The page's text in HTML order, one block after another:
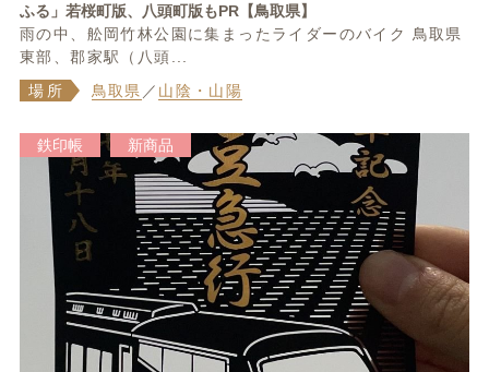
ふる」若桜町版、八頭町版もPR【鳥取県】
雨の中、舩岡竹林公園に集まったライダーのバイク 鳥取県
東部、郡家駅（八頭...
場所
鳥取県 ／ 山陰・山陽
鉄印帳 新商品